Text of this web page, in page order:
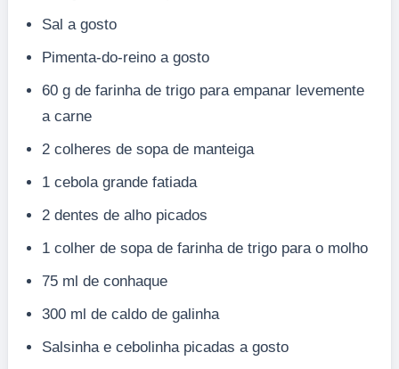
Sal a gosto
Pimenta-do-reino a gosto
60 g de farinha de trigo para empanar levemente
a carne
2 colheres de sopa de manteiga
1 cebola grande fatiada
2 dentes de alho picados
1 colher de sopa de farinha de trigo para o molho
75 ml de conhaque
300 ml de caldo de galinha
Salsinha e cebolinha picadas a gosto